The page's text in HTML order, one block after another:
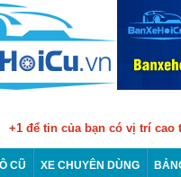
+1 để tin của bạn có vị trí cao
CŨ XE CHUYÊN DÙNG